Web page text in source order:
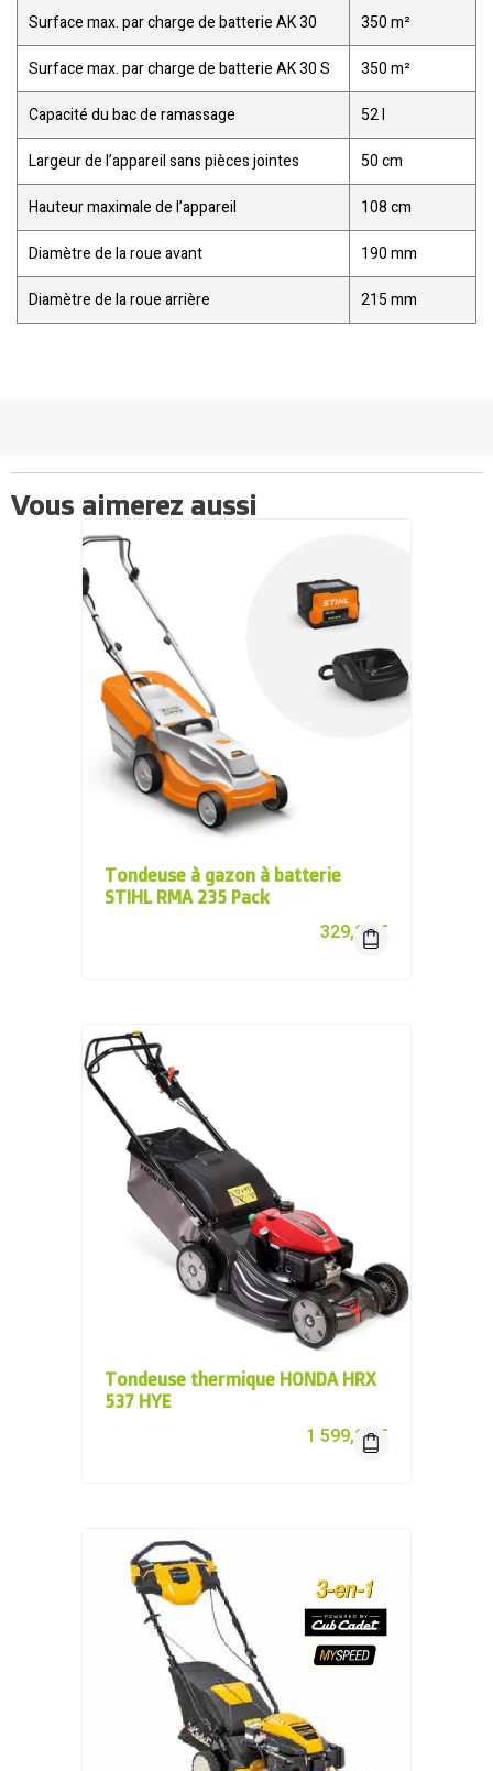
Surface max. par charge de batterie AK 30
350 m²
Surface max. par charge de batterie AK 30 S
350 m²
Capacité du bac de ramassage
52 l
Largeur de l’appareil sans pièces jointes
50 cm
Hauteur maximale de l’appareil
108 cm
Diamètre de la roue avant
190 mm
Diamètre de la roue arrière
215 mm
Vous aimerez aussi
Tondeuse à gazon à batterie
STIHL RMA 235 Pack
329,00€
Tondeuse thermique HONDA HRX
537 HYE
1 599,00€